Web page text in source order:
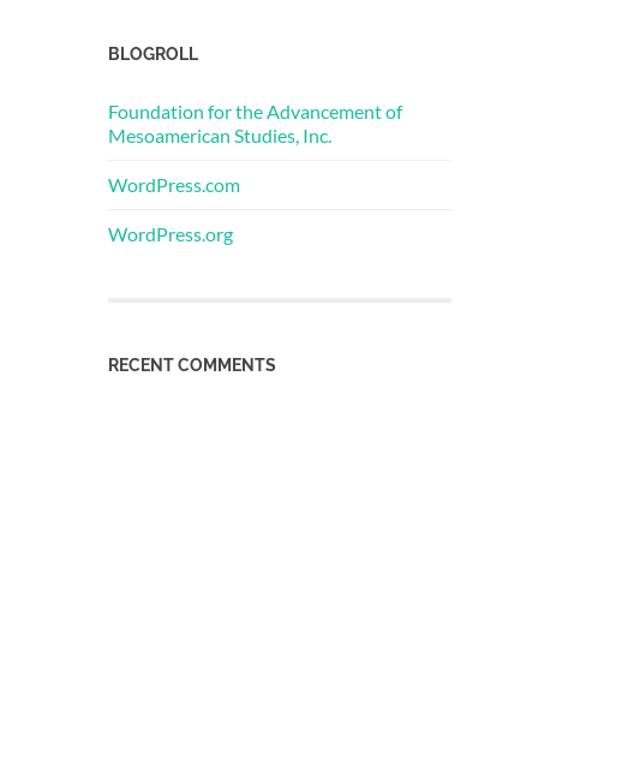
BLOGROLL
Foundation for the Advancement of
Mesoamerican Studies, Inc.
WordPress.com
WordPress.org
RECENT COMMENTS